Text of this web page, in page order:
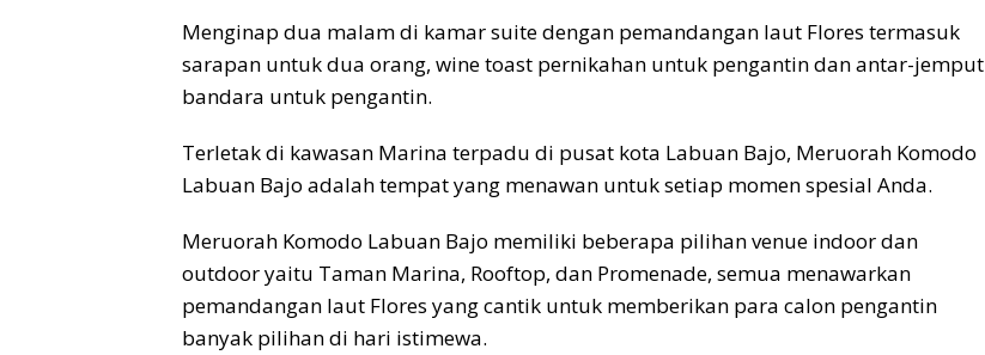
Menginap dua malam di kamar suite dengan pemandangan laut Flores termasuk
sarapan untuk dua orang, wine toast pernikahan untuk pengantin dan antar-jemput
bandara untuk pengantin.
Terletak di kawasan Marina terpadu di pusat kota Labuan Bajo, Meruorah Komodo
Labuan Bajo adalah tempat yang menawan untuk setiap momen spesial Anda.
Meruorah Komodo Labuan Bajo memiliki beberapa pilihan venue indoor dan
outdoor yaitu Taman Marina, Rooftop, dan Promenade, semua menawarkan
pemandangan laut Flores yang cantik untuk memberikan para calon pengantin
banyak pilihan di hari istimewa.